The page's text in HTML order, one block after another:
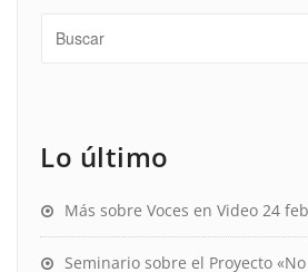
Lo último
Más sobre Voces en Video 24
Seminario sobre el Proyecto